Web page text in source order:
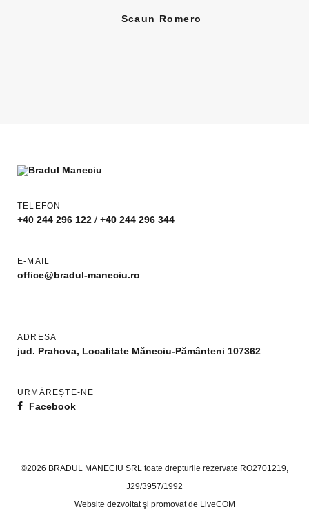
Scaun Romero
TELEFON
+40 244 296 122 / +40 244 296 344
E-MAIL
office@bradul-maneciu.ro
ADRESA
jud. Prahova, Localitate Măneciu-Pământeni 107362
URMĂREȘTE-NE
Facebook
©2026 BRADUL MANECIU SRL toate drepturile rezervate RO2701219,
J29/3957/1992
Website dezvoltat şi promovat de LiveCOM